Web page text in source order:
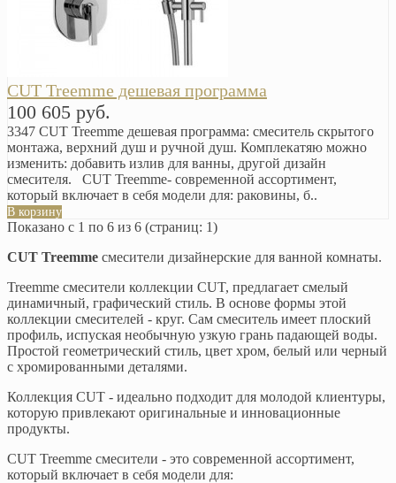
CUT Treemme дешевая программа
100 605 руб.
3347 CUT Treemme дешевая программа: смеситель скрытого
монтажа, верхний душ и ручной душ. Комплекатяю можно
изменить: добавить излив для ванны, другой дизайн
смесителя. CUT Treemme- современной ассортимент,
который включает в себя модели для: раковины, б..
В корзину
Показано с 1 по 6 из 6 (страниц: 1)
CUT Treemme смесители дизайнерские для ванной комнаты.
Treemme смесители коллекции CUT, предлагает смелый
динамичный, графический стиль. В основе формы этой
коллекции смесителей - круг. Сам смеситель имеет плоский
профиль, испуская необычную узкую грань падающей воды.
Простой геометрический стиль, цвет хром, белый или черный
с хромированными деталями.
Коллекция CUT - идеально подходит для молодой клиентуры,
которую привлекают оригинальные и инновационные
продукты.
CUT Treemme смесители - это современной ассортимент,
который включает в себя модели для: